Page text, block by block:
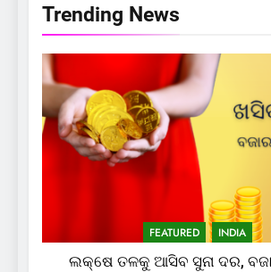
Trending News
FEATURED INDIA
ଲକ୍ଷେ ତଳକୁ ଆସିବ ସୁନା ଦର,